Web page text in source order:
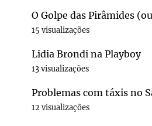
O Golpe das Pirâmides
15 visualizações
Lidia Brondi na Playboy
13 visualizações
Problemas com táxis no
12 visualizações